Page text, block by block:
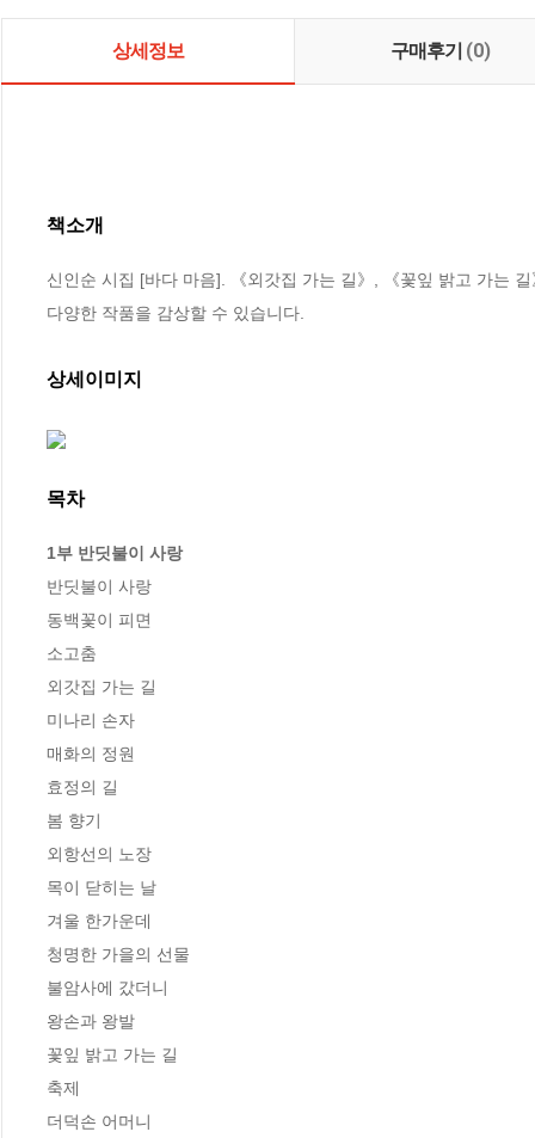
상세정보 구매후기 (0)
책소개
신인순 시집 [바다 마음]. 《외갓집 가는 길》, 《꽃잎 밝고 가는
다양한 작품을 감상할 수 있습니다.
상세이미지
목차
1부 반딧불이 사랑
반딧불이 사랑
동백꽃이 피면
소고춤
외갓집 가는 길
미나리 손자
매화의 정원
효정의 길
봄 향기
외항선의 노장
목이 닫히는 날
겨울 한가운데
청명한 가을의 선물
불암사에 갔더니
왕손과 왕발
꽃잎 밝고 가는 길
축제
더덕손 어머니